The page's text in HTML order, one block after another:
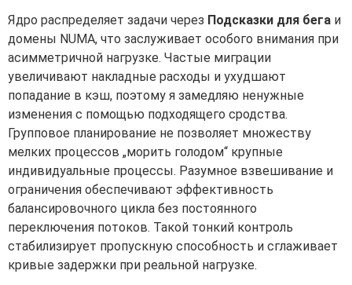
Ядро распределяет задачи через Подсказки для бега и
домены NUMA, что заслуживает особого внимания при
асимметричной нагрузке. Частые миграции
увеличивают накладные расходы и ухудшают
попадание в кэш, поэтому я замедляю ненужные
изменения с помощью подходящего сродства.
Групповое планирование не позволяет множеству
мелких процессов „морить голодом“ крупные
индивидуальные процессы. Разумное взвешивание и
ограничения обеспечивают эффективность
балансировочного цикла без постоянного
переключения потоков. Такой тонкий контроль
стабилизирует пропускную способность и сглаживает
кривые задержки при реальной нагрузке.